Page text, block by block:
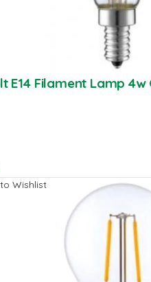
E14 Filament Lamp
Wishlist